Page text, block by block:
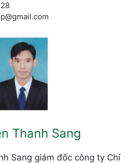
Thanh Sang
Sang giám đốc công ty Chí